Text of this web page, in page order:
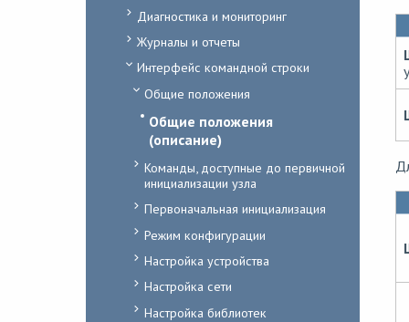
Диагностика и мониторинг
Журналы и отчеты
Интерфейс командной строки
Общие положения
Общие положения
(описание)
Команды, доступные до первичной
инициализации узла
Первоначальная инициализация
Режим конфигурации
Настройка устройства
Настройка сети
Настройка библиотек